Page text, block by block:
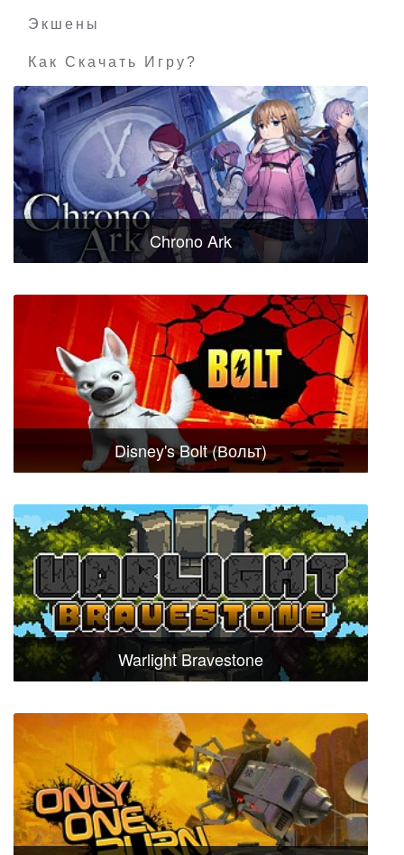
Экшены
Как Скачать Игру?
Chrono Ark
Disney's Bolt (Вольт)
Warlight Bravestone